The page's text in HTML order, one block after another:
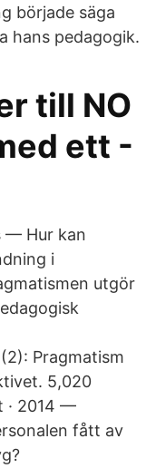
började säga
hans pedagogik.
till NO
ett -
— Hur kan
i
utgör
Pragmatism
5,020
· 2014 —
fått av